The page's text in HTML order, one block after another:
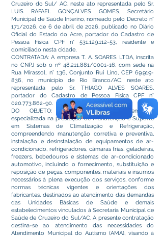
Cruzeiro do Sul/ AC, neste ato representada pelo Sr.
LUIS RAFAEL GONÇALVES GOMES, Secretário
Municipal de Saúde Interino, nomeado pelo Decreto n°
171/2026, de 6 de abril de 2026, publicado no Diário
Oficial do Estado do Acre, portador do Cadastro de
Pessoa Física CPF n°531.129.112-53, residente e
domiciliado nesta cidade,
CONTRATADA: A empresa T. A. SOARES LTDA, inscrita
no CNPJ sob o nº 48.211.881/0001-16, com sede na
Rua Mirassol, n° 136, Conjunto Rui Lino, CEP 69.919-
836, no município de Rio Branco/AC, neste ato
representada pelo Sr. THIAGO ALVES SOARES,
portador do Cadastro de Pessoa Física CPF n°
020.773.862-90.
DO OBJETO: Credenciamento de empresa
especializada na prestação de Manutenção e Suporte
em Sistemas de Climatização e Refrigeração,
compreendendo manutenção corretiva e preventiva,
instalação e desinstalação de equipamentos de ar-
condicionado, refrigeradores, câmaras frias, geladeiras,
freezers, bebedouros e sistemas de ar-condicionado
automotivo, incluindo o fornecimento, substituição e
reposição de peças, componentes, materiais e insumos
necessários à plena execução dos serviços, conforme
normas técnicas vigentes e orientações dos
fabricantes, destinados ao atendimento das demandas
das Unidades Básicas de Saúde e demais
estabelecimentos vinculados à Secretaria Municipal de
Saúde de Cruzeiro do Sul/AC. A presente contratação
destina-se ao atendimento das necessidades do
Atendimento Municipal do Autismo (AMA), visando à